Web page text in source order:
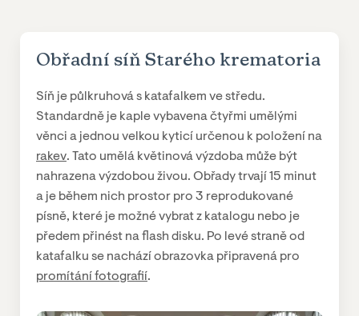
Obřadní síň Starého krematoria
Síň je půlkruhová s katafalkem ve středu.
Standardně je kaple vybavena čtyřmi umělými
věnci a jednou velkou kyticí určenou k položení na
rakev. Tato umělá květinová výzdoba může být
nahrazena výzdobou živou. Obřady trvají 15 minut
a je během nich prostor pro 3 reprodukované
písně, které je možné vybrat z katalogu nebo je
předem přinést na flash disku. Po levé straně od
katafalku se nachází obrazovka připravená pro
promítání fotografií.